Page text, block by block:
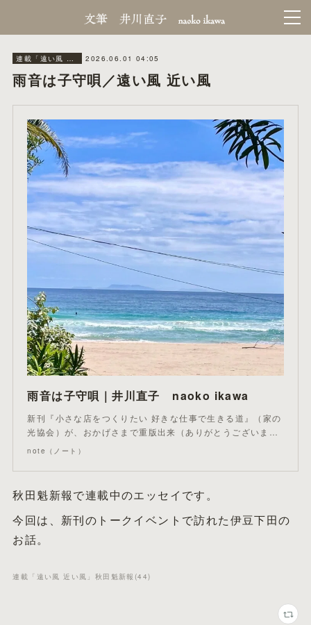
連載「遠い風 近い風」秋田魁新報 2026.06.01 04:05
雨音は子守唄／遠い風 近い風
雨音は子守唄｜井川直子 naoko ikawa
新刊『小さな店をつくりたい 好きな仕事で生きる道』（家の
光協会）が、おかげさまで重版出来（ありがとうございま…
note（ノート）
秋田魁新報で連載中のエッセイです。
今回は、新刊のトークイベントで訪れた伊豆下田の
お話。
連載「遠い風 近い風」秋田魁新報 (44)